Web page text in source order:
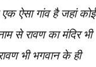
ऐसा गांव है जहां कोई
से रावण का मंदिर भी
भी भगवान के ही